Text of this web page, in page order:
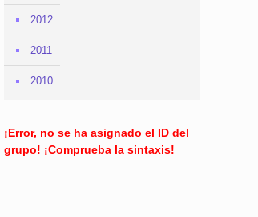
2012
2011
2010
¡Error, no se ha asignado el ID del
grupo! ¡Comprueba la sintaxis!